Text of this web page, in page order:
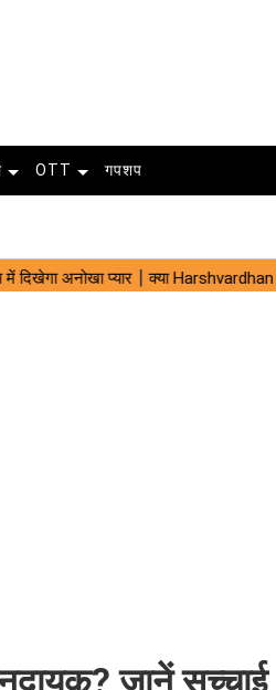
OTT गपशप